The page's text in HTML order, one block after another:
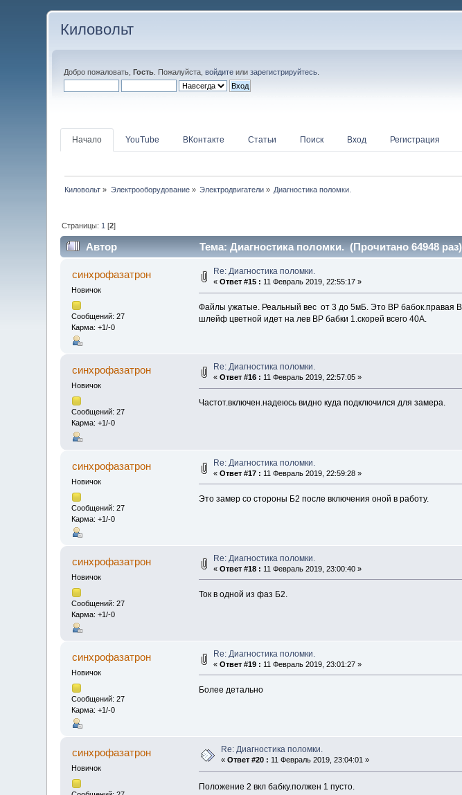
Киловольт
Добро пожаловать,Гость . Пожалуйста,войдите илизарегистрируйтесь
Начало YouTube ВКонтакте Статьи Поиск Вход Регистрация
Киловольт » Электрооборудование» Электродвигатели » Диагностика поломки.
Страницы: 1 [2]
Автор Тема: Диагностика поломки. (Прочитано 64948 раз)
синхрофазатрон
Новичок
Сообщений: 27
Карма: +1/-0
Re: Диагностика поломки.
«Ответ #15 : 11 Февраль 2019, 22:55:17 »
Файлы ужатые. Реальный вес от 3 до 5мБ. Это ВР бабок.правая
шлейф цветной идет на лев ВР бабки 1.скорей всего 40А.
синхрофазатрон
Новичок
Сообщений: 27
Карма: +1/-0
Re: Диагностика поломки.
«Ответ #16 : 11 Февраль 2019, 22:57:05 »
Частот.включен.надеюсь видно куда подключился для замера.
синхрофазатрон
Новичок
Сообщений: 27
Карма: +1/-0
Re: Диагностика поломки.
«Ответ #17 : 11 Февраль 2019, 22:59:28 »
Это замер со стороны Б2 после включения оной в работу.
синхрофазатрон
Новичок
Сообщений: 27
Карма: +1/-0
Re: Диагностика поломки.
«Ответ #18 : 11 Февраль 2019, 23:00:40 »
Ток в одной из фаз Б2.
синхрофазатрон
Новичок
Сообщений: 27
Карма: +1/-0
Re: Диагностика поломки.
«Ответ #19 : 11 Февраль 2019, 23:01:27 »
Более детально
синхрофазатрон
Новичок
Re: Диагностика поломки.
«Ответ #20 : 11 Февраль 2019, 23:04:01 »
Положение 2 вкл бабку.полжен 1 пусто.